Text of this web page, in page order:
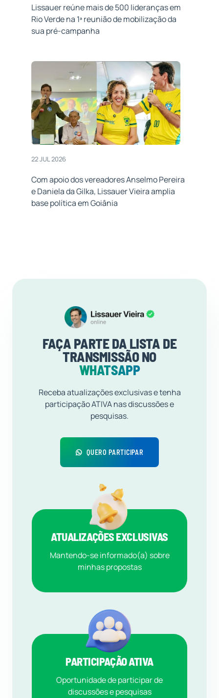
Lissauer reúne mais de 500 lideranças em
Rio Verde na 1ª reunião de mobilização da
sua pré-campanha
22 JUL 2026
Com apoio dos vereadores Anselmo Pereira
e Daniela da Gilka, Lissauer Vieira amplia
base política em Goiânia
FAÇA PARTE DA LISTA DE
TRANSMISSÃO NO
WHATSAPP
Receba atualizações exclusivas e tenha
participação ATIVA nas discussões e
pesquisas.
QUERO PARTICIPAR
ATUALIZAÇÕES EXCLUSIVAS
Mantendo-se informado(a) sobre
minhas propostas
PARTICIPAÇÃO ATIVA
Oportunidade de participar de
discussões e pesquisas